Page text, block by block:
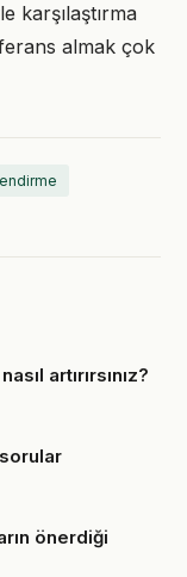
karşılaştırma
almak çok
artırırsınız?
önerdiği